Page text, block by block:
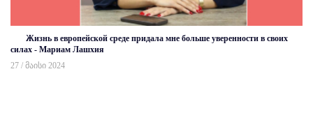
Жизнь в европейской среде придала мне больше уверенности в своих
силах - Мариам Лашхия
27 / მაისი 2024